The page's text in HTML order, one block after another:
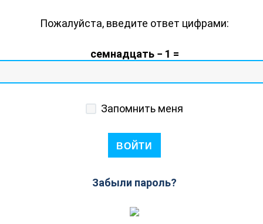
Пожалуйста, введите ответ цифрами:
семнадцать − 1 =
Запомнить меня
Забыли пароль?